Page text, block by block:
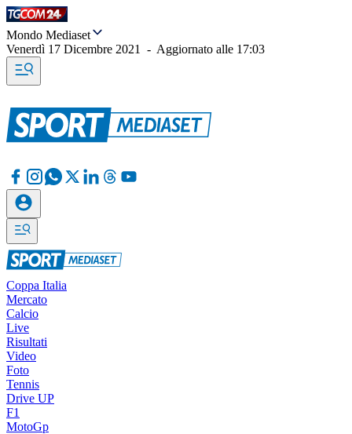
Mondo Mediaset
Venerdì 17 Dicembre 2021
- Aggiornato alle 17:03
Coppa Italia
Mercato
Calcio
Live
Risultati
Video
Foto
Tennis
Drive UP
F1
MotoGp